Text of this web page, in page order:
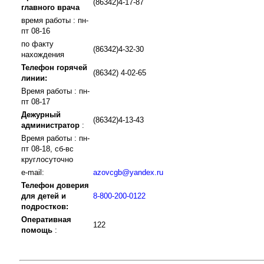
главного врача
(86342)4-17-87
время работы : пн-
пт 08-16
по факту
нахождения
(86342)4-32-30
Телефон горячей
линии:
(86342) 4-02-65
Время работы : пн-
пт 08-17
Дежурный
администратор :
(86342)4-13-43
Время работы : пн-
пт 08-18, сб-вс
круглосуточно
e-mail:
azovcgb@yandex.ru
Телефон доверия
для детей и
подростков:
8-800-200-0122
Оперативная
помощь :
122